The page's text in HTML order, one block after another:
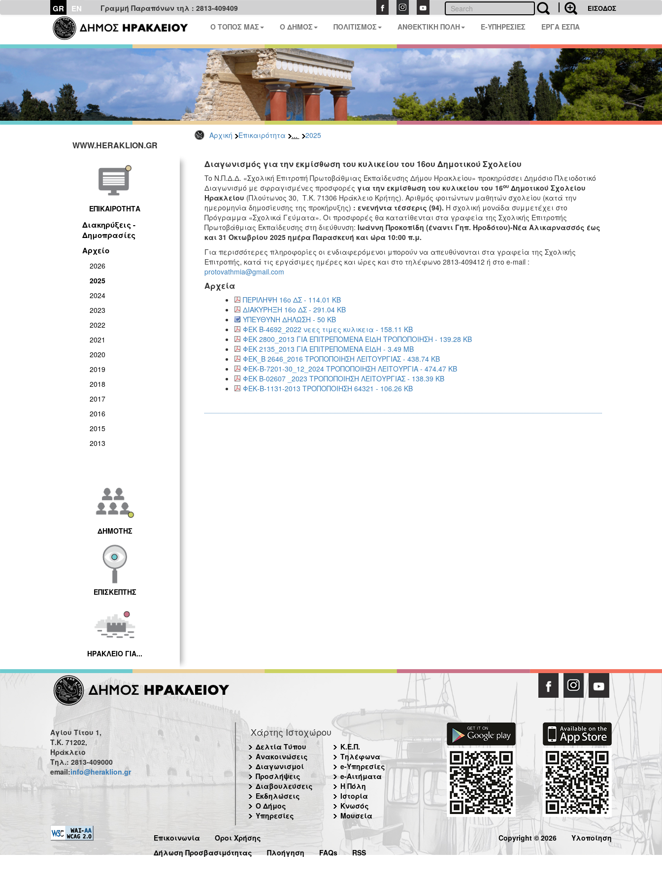
GR EN Γραμμή Παραπόνων τηλ : 2813-409409 ΕΙΣΟΔΟΣ
Ο ΤΟΠΟΣ ΜΑΣ Ο ΔΗΜΟΣ ΠΟΛΙΤΙΣΜΟΣ ΑΝΘΕΚΤΙΚΗ ΠΟΛΗ E-ΥΠΗΡΕΣΙΕΣ ΕΡΓΑ ΕΣΠΑ
Αρχική Επικαιρότητα ... 2025
WWW.HERAKLION.GR
ΕΠΙΚΑΙΡΟΤΗΤΑ
Διακηρύξεις -
Δημοπρασίες
Αρχείο
2026
2025
2024
2023
2022
2021
2020
2019
2018
2017
2016
2015
2013
ΔΗΜΟΤΗΣ
ΕΠΙΣΚΕΠΤΗΣ
ΗΡΑΚΛΕΙΟ ΓΙΑ...
Διαγωνισμός για την εκμίσθωση του κυλικείου του 16ου Δημοτικού Σχολείου
To Ν.Π.Δ.Δ. «Σχολική Επιτροπή Πρωτοβάθμιας Εκπαίδευσης Δήμου Ηρακλείου» προκηρύσσει Δημόσιο Πλειοδοτικό
Διαγωνισμό με σφραγισμένες προσφορές για την εκμίσθωση του κυλικείου του 16ουΔημοτικού Σχολείου
Ηρακλείου (Πλούτωνος 30, Τ.Κ. 71306 Ηράκλειο Κρήτης). Αριθμός φοιτώντων μαθητών σχολείου (κατά την
ημερομηνία δημοσίευσης της προκήρυξης) : ενενήντα τέσσερις (94). Η σχολική μονάδα συμμετέχει στο
Πρόγραμμα «Σχολικά Γεύματα». Οι προσφορές θα κατατίθενται στα γραφεία της Σχολικής Επιτροπής
Πρωτοβάθμιας Εκπαίδευσης στη διεύθυνση: Ιωάννη Προκοπίδη (έναντι Γηπ. Ηροδότου)-Νέα Αλικαρνασσός έως
και 31 Οκτωβρίου 2025 ημέρα Παρασκευή και ώρα 10:00 π.μ.
Για περισσότερες πληροφορίες οι ενδιαφερόμενοι μπορούν να απευθύνονται στα γραφεία της Σχολικής
Επιτροπής, κατά τις εργάσιμες ημέρες και ώρες και στο τηλέφωνο 2813-409412 ή στο e-mail :
protovathmia@gmail.com
Αρχεία
ΠΕΡΙΛΗΨΗ 16ο ΔΣ - 114.01 KB
ΔΙΑΚΥΡΗΞΗ 16ο ΔΣ - 291.04 KB
ΥΠΕΥΘΥΝΗ ΔΗΛΩΣΗ - 50 KB
ΦΕΚ B-4692_2022 νεες τιμες κυλικεια - 158.11 KB
ΦΕΚ 2800_2013 ΓΙΑ ΕΠΙΤΡΕΠΟΜΕΝΑ ΕΙΔΗ ΤΡΟΠΟΠΟΙΗΣΗ - 139.28 KB
ΦΕΚ 2135_2013 ΓΙΑ ΕΠΙΤΡΕΠΟΜΕΝΑ ΕΙΔΗ - 3.49 MB
ΦΕΚ_Β 2646_2016 ΤΡΟΠΟΠΟΙΗΣΗ ΛΕΙΤΟΥΡΓΙΑΣ - 438.74 KB
ΦΕΚ-Β-7201-30_12_2024 ΤΡΟΠΟΠΟΙΗΣΗ ΛΕΙΤΟΥΡΓΙΑ - 474.47 KB
ΦΕΚ B-02607 _2023 ΤΡΟΠΟΠΟΙΗΣΗ ΛΕΙΤΟΥΡΓΙΑΣ - 138.39 KB
ΦΕΚ-Β-1131-2013 ΤΡΟΠΟΠΟΙΗΣΗ 64321 - 106.26 KB
Αγίου Τίτου 1,
Τ.Κ. 71202,
Ηράκλειο
Τηλ.: 2813-409000
email:info@heraklion.gr
Χάρτης Ιστοχώρου
Δελτία Τύπου
Ανακοινώσεις
Διαγωνισμοί
Προσλήψεις
Διαβουλεύσεις
Εκδηλώσεις
Ο Δήμος
Υπηρεσίες
Κ.Ε.Π.
Τηλέφωνα
e-Υπηρεσίες
e-Αιτήματα
Η Πόλη
Ιστορία
Κνωσός
Μουσεία
Επικοινωνία
Όροι Χρήσης
Δήλωση Προσβασιμότητας
Πλοήγηση FAQs RSS
Copyright © 2026 Υλοποίηση